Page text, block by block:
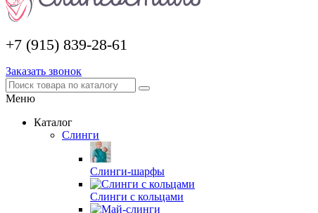
+7 (915) 839-28-61
Заказать звонок
Меню
Каталог
Слинги
Слинги-шарфы
Слинги с кольцами